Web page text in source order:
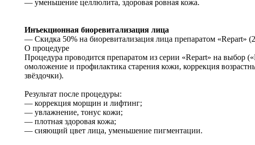
— уменьшение целлюлита, здоровая ровная кожа.
Инъекционная биоревитализация лица
— Скидка 50% на биоревитализация лица препаратом «Repart»
О процедуре
Процедура проводится препаратом из серии «Repart» на выбор
омоложение и профилактика старения кожи, коррекция
звёздочки).
Результат после процедуры:
— коррекция морщин и лифтинг;
— увлажнение, тонус кожи;
— плотная здоровая кожа;
— сияющий цвет лица, уменьшение пигментации.